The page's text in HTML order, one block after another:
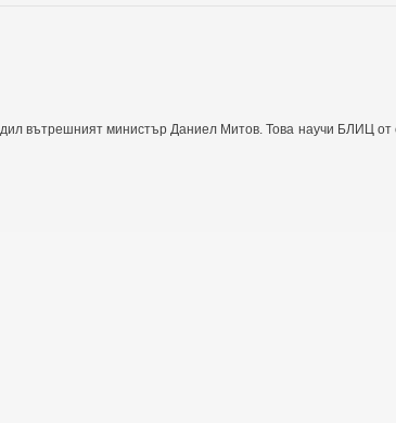
вътрешният министър Даниел Митов. Това научи БЛИЦ от